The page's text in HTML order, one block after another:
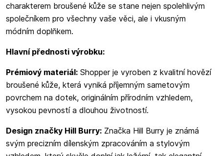
charakterem broušené kůže se stane nejen spolehlivým
společníkem pro všechny vaše věci, ale i vkusným
módním doplňkem.
Hlavní přednosti výrobku:
Prémiový materiál: Shopper je vyroben z kvalitní hovězí
broušené kůže, která vyniká příjemným sametovým
povrchem na dotek, originálním přírodním vzhledem,
vysokou pevností a dlouhou životností.
Design značky Hill Burry: Značka Hill Burry je známá
svým precizním dílenským zpracováním a stylovým